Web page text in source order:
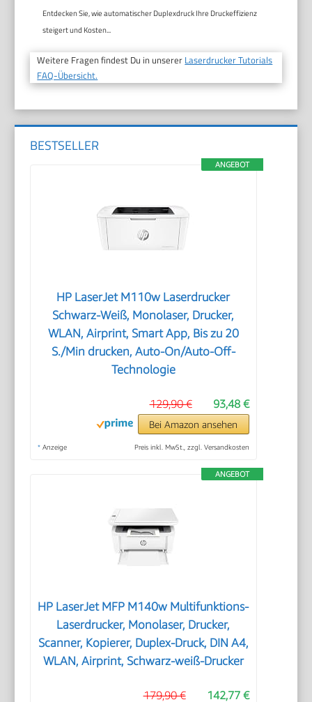
Entdecken Sie, wie automatischer Duplexdruck Ihre Druckeffizienz
steigert und Kosten...
Weitere Fragen findest Du in unserer Laserdrucker Tutorials
FAQ-Übersicht.
BESTSELLER
ANGEBOT
HP LaserJet M110w Laserdrucker
Schwarz-Weiß, Monolaser, Drucker,
WLAN, Airprint, Smart App, Bis zu 20
S./Min drucken, Auto-On/Auto-Off-
Technologie
93,48 €
129,90 €
Bei Amazon ansehen
* Anzeige Preis inkl. MwSt., zzgl. Versandkosten
ANGEBOT
HP LaserJet MFP M140w Multifunktions-
Laserdrucker, Monolaser, Drucker,
Scanner, Kopierer, Duplex-Druck, DIN A4,
WLAN, Airprint, Schwarz-weiß-Drucker
142,77 €
179,90 €